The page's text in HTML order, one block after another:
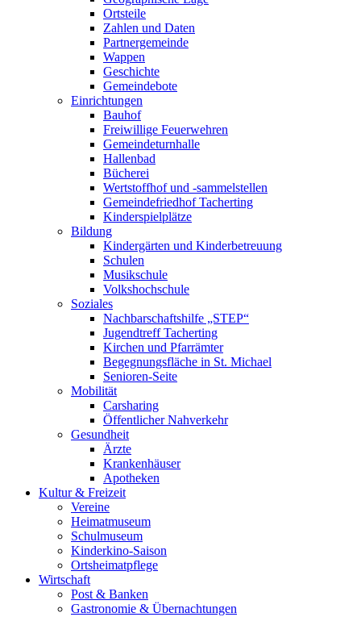
Ortsteile
Zahlen und Daten
Partnergemeinde
Wappen
Geschichte
Gemeindebote
Einrichtungen
Bauhof
Freiwillige Feuerwehren
Gemeindeturnhalle
Hallenbad
Bücherei
Wertstoffhof und -sammelstellen
Gemeindefriedhof Tacherting
Kinderspielplätze
Bildung
Kindergärten und Kinderbetreuung
Schulen
Musikschule
Volkshochschule
Soziales
Nachbarschaftshilfe „STEP“
Jugendtreff Tacherting
Kirchen und Pfarrämter
Begegnungsfläche in St. Michael
Senioren-Seite
Mobilität
Carsharing
Öffentlicher Nahverkehr
Gesundheit
Ärzte
Krankenhäuser
Apotheken
Kultur & Freizeit
Vereine
Heimatmuseum
Schulmuseum
Kinderkino-Saison
Ortsheimatpflege
Wirtschaft
Post & Banken
Gastronomie & Übernachtungen